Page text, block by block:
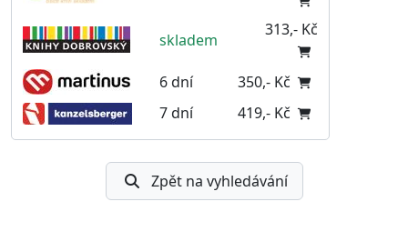
skladem
313,- Kč
6 dní
350,- Kč
7 dní
419,- Kč
Zpět na vyhledávání